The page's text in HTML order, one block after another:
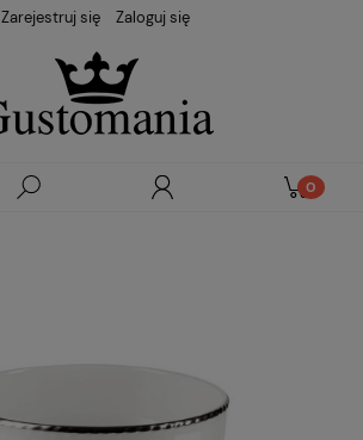
Zarejestruj się Zaloguj się